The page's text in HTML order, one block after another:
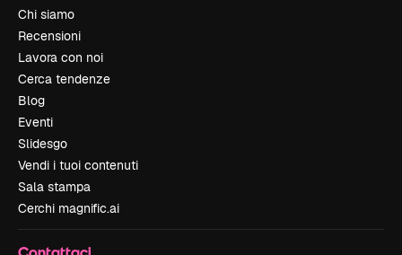
Chi siamo
Recensioni
Lavora con noi
Cerca tendenze
Blog
Eventi
Slidesgo
Vendi i tuoi contenuti
Sala stampa
Cerchi magnific.ai